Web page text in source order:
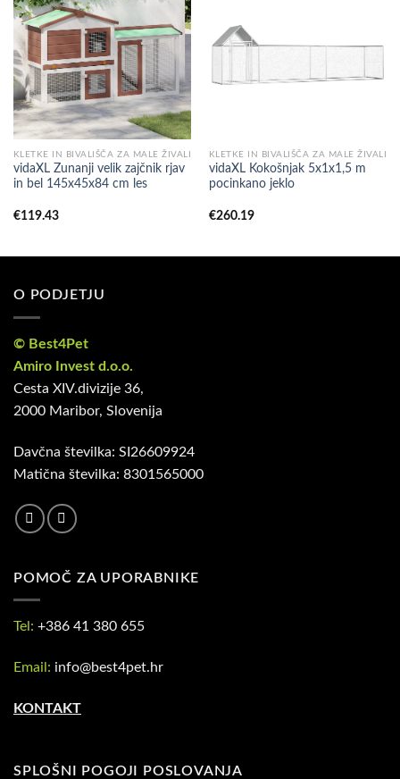
KLETKE IN BIVALIŠČA ZA MALE ŽIVALI
vidaXL Zunanji velik zajčnik rjav
in bel 145x45x84 cm les
€119.43
KLETKE IN BIVALIŠČA ZA MALE ŽIVALI
vidaXL Kokošnjak 5x1x1,5 m
pocinkano jeklo
€260.19
O PODJETJU
© Best4Pet
Amiro Invest d.o.o.
Cesta XIV.divizije 36,
2000 Maribor, Slovenija
Davčna številka: SI26609924
Matična številka: 8301565000
POMOČ ZA UPORABNIKE
Tel: +386 41 380 655
Email: info@best4pet.hr
KONTAKT
SPLOŠNI POGOJI POSLOVANJA